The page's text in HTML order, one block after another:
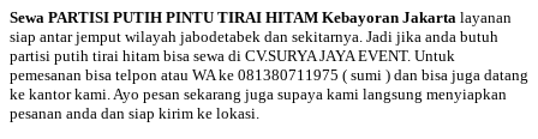
Sewa PARTISI PUTIH PINTU TIRAI HITAM Kebayoran Jakarta layanan
siap antar jemput wilayah jabodetabek dan sekitarnya. Jadi jika anda butuh
partisi putih tirai hitam bisa sewa di CV.SURYA JAYA EVENT. Untuk
pemesanan bisa telpon atau WA ke 081380711975 ( sumi ) dan bisa juga datang
ke kantor kami. Ayo pesan sekarang juga supaya kami langsung menyiapkan
pesanan anda dan siap kirim ke lokasi.